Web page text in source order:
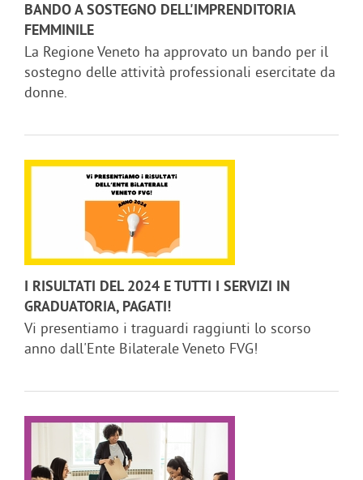
BANDO A SOSTEGNO DELL'IMPRENDITORIA
FEMMINILE
La Regione Veneto ha approvato un bando per il
sostegno delle attività professionali esercitate da
donne.
I RISULTATI DEL 2024 E TUTTI I SERVIZI IN
GRADUATORIA, PAGATI!
Vi presentiamo i traguardi raggiunti lo scorso
anno dall'Ente Bilaterale Veneto FVG!